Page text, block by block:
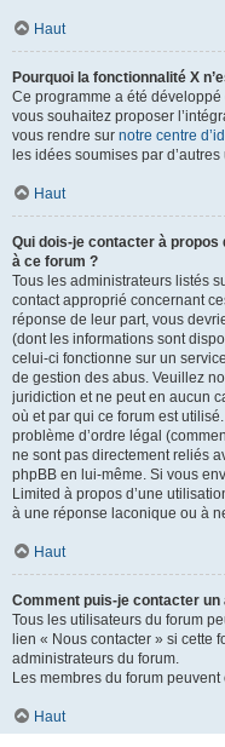
Haut
Pourquoi la fonctionnalité X
Ce programme a été
vous souhaitez proposer
vous rendre sur notre centre
les idées soumises par
Haut
Qui dois-je contacter à propos
à ce forum ?
Tous les administrateurs listés
contact approprié concernant
réponse de leur part, vous
(dont les informations sont
celui-ci fonctionne sur un
de gestion des abus. Veuillez
juridiction et ne peut en aucun
où et par qui ce forum est
problème d’ordre légal
ne sont pas directement reliés
phpBB en lui-même. Si vous
Limited à propos d’une
à une réponse laconique ou à
Haut
Comment puis-je contacter
Tous les utilisateurs du forum
lien « Nous contacter » si cette
administrateurs du forum.
Les membres du forum
Haut